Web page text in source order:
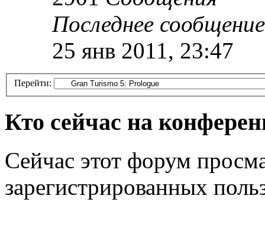
Последнее сообщение
25 янв 2011, 23:47
Перейти:
Кто сейчас на
Сейчас этот форум
зарегистрированных